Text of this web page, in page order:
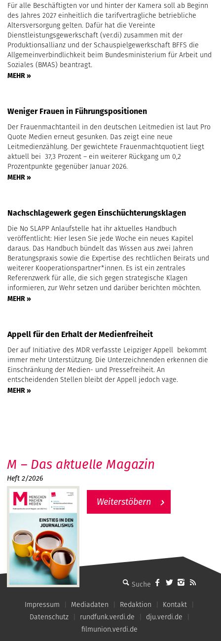
Für alle Beschäftigten vor und hinter der Kamera soll ab Beginn
des Jahres 2027 einheitlich die tarifvertragliche betriebliche
Altersversorgung gelten. Dafür hat die Vereinte
Dienstleistungsgewerkschaft (ver.di) zusammen mit der
Produktionsallianz und der Schauspielgewerkschaft BFFS die
Allgemeinverbindlichkeit beim Bundesministerium für Arbeit und
Soziales (BMAS) beantragt.
MEHR »
Weniger Frauen in Führungspositionen
Der Frauenmachtanteil in den deutschen Leitmedien ist laut Pro
Quote Medien erneut gesunken. Das zeigt eine neue
Leitmedienzählung. Der gewichtete Frauenmachtquotient liegt
aktuell bei 37,3 Prozent – ein weiterer Rückgang um 0,2
Prozentpunkte gegenüber Januar 2026.
MEHR »
Nachschlagewerk gegen Einschüchterungsklagen
Die No SLAPP Anlaufstelle hat ihr aktuelles Handbuch
veröffentlicht: Hier lesen Sie jede Woche ein neues Kapitel
daraus. Das Handbuch bündelt das Wissen aus zwei Jahren
Beratungspraxis sowie die Expertise des rechtlichen Beirats und
weiterer Kooperationspartner*innen. Es ist ein zentrales
Referenzwerk für alle, die sich gegen strategische Klagen
informieren, zur Wehr setzen und darüber berichten möchten.
MEHR »
Appell für den Erhalt der Medienfreiheit
Der auf Initiative des MDR verfasste Leipziger Appell bekommt
immer mehr Unterstützung. Die Unterzeichnenden erkennen die
Einschränkung der Medien- und Pressefreiheit. An
entscheidenden Stellen bleibt der Appell jedoch vage.
MEHR »
MMM - Menschen machen Medien
M – Das aktuelle Magazin
Heft 2/2026
Weiterstöbern
Impressum Mediadaten Redaktion
Kontakt
Datenschutz
rundfunk.verdi.de
dju.verdi.de
filmunion.verdi.de